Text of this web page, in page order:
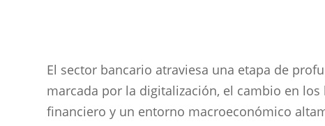
El sector bancario atraviesa una etapa de
marcada por la digitalización, el cambio en
financiero y un entorno macroeconómico